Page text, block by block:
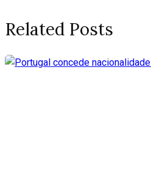
Related Posts